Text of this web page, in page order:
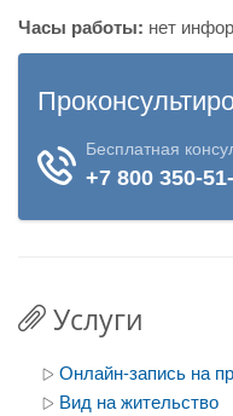
Часы работы: нет
Услуги
Онлайн-запись на
Вид на жительство